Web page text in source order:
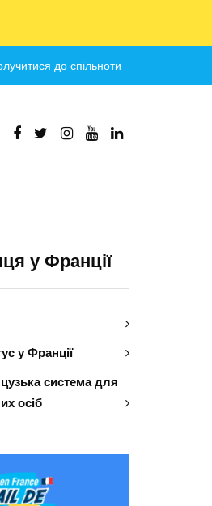
до спільноти
у Франції
у Франції
система для
осіб